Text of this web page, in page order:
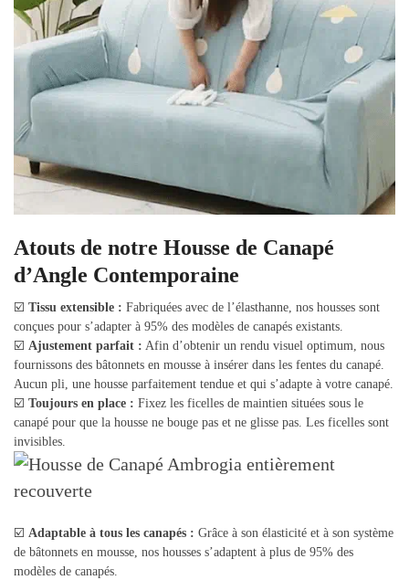
Atouts de notre Housse de Canapé
d’Angle Contemporaine
☑️ Tissu extensible : Fabriquées avec de l’élasthanne, nos housses sont
conçues pour s’adapter à 95% des modèles de canapés existants.
☑️ Ajustement parfait : Afin d’obtenir un rendu visuel optimum, nous
fournissons des bâtonnets en mousse à insérer dans les fentes du canapé.
Aucun pli, une housse parfaitement tendue et qui s’adapte à votre canapé.
☑️ Toujours en place : Fixez les ficelles de maintien situées sous le
canapé pour que la housse ne bouge pas et ne glisse pas. Les ficelles sont
invisibles.
☑️ Adaptable à tous les canapés : Grâce à son élasticité et à son système
de bâtonnets en mousse, nos housses s’adaptent à plus de 95% des
modèles de canapés.